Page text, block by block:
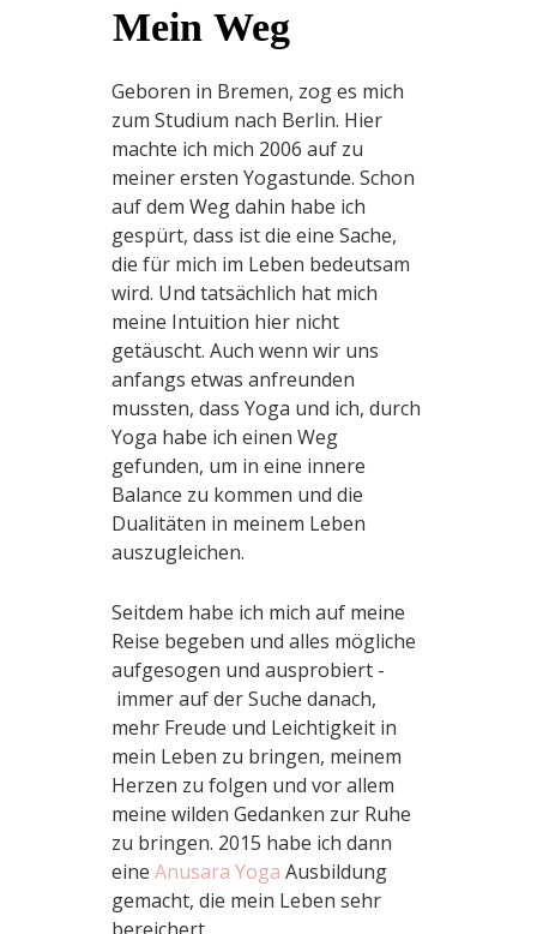
Mein Weg
Geboren in Bremen, zog es mich
zum Studium nach Berlin. Hier
machte ich mich 2006 auf zu
meiner ersten Yogastunde. Schon
auf dem Weg dahin habe ich
gespürt, dass ist die eine Sache,
die für mich im Leben bedeutsam
wird. Und tatsächlich hat mich
meine Intuition hier nicht
getäuscht. Auch wenn wir uns
anfangs etwas anfreunden
mussten, dass Yoga und ich, durch
Yoga habe ich einen Weg
gefunden, um in eine innere
Balance zu kommen und die
Dualitäten in meinem Leben
auszugleichen.
Seitdem habe ich mich auf meine
Reise begeben und alles mögliche
aufgesogen und ausprobiert -
immer auf der Suche danach,
mehr Freude und Leichtigkeit in
mein Leben zu bringen, meinem
Herzen zu folgen und vor allem
meine wilden Gedanken zur Ruhe
zu bringen. 2015 habe ich dann
eine Anusara Yoga Ausbildung
gemacht, die mein Leben sehr